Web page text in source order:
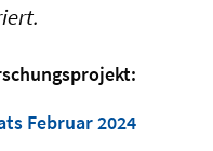
Februar 2024